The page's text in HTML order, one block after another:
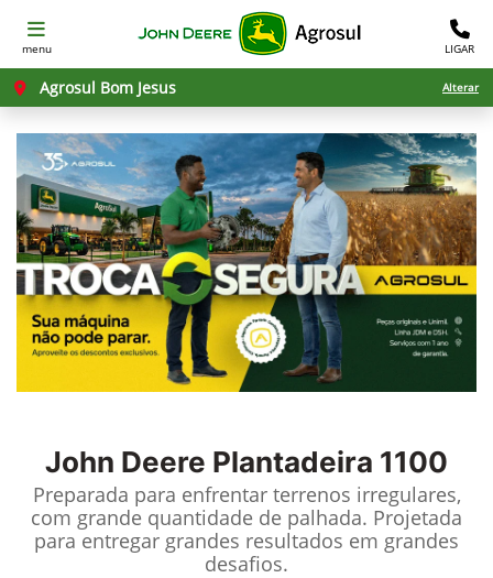
menu LIGAR
Agrosul Bom Jesus Alterar
John Deere Plantadeira 1100
Preparada para enfrentar terrenos irregulares,
com grande quantidade de palhada. Projetada
para entregar grandes resultados em grandes
desafios.